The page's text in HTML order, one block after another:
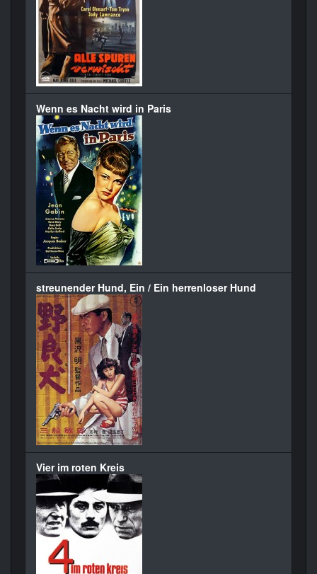
Wenn es Nacht wird in Paris
streunender Hund, Ein / Ein herrenloser Hund
Vier im roten Kreis